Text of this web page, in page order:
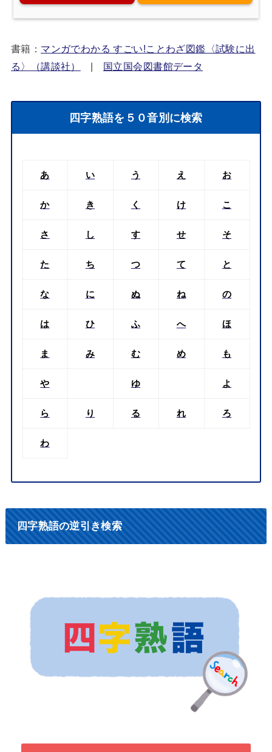
書籍： マンガでわかる すごい!ことわざ図鑑〈試験に出
る〉（講談社）
国立国会図書館データ
四字熟語を５０音別に検索
あ い う え お
か き く け こ
さ し す せ そ
た ち つ て と
な に ぬ ね の
は ひ ふ へ ほ
ま み む め も
や ゆ よ
ら り る れ ろ
わ
四字熟語の逆引き検索